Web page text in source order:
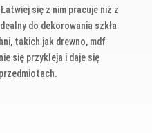
się z nim pracuje niż z
do dekorowania szkła
takich jak drewno, mdf
się przykleja i daje się